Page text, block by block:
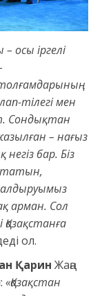
осы іргелі
тілегі мен
Сондықтан
– нағыз
бар. Біз
арман. Сол
ол.
Қарин Жаңа
«Қазақстан